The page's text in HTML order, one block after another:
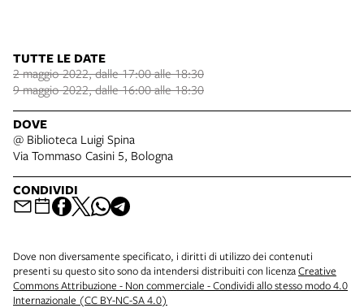
TUTTE LE DATE
2 maggio 2022, dalle 17:00 alle 18:30
9 maggio 2022, dalle 16:00 alle 18:30
DOVE
@ Biblioteca Luigi Spina
Via Tommaso Casini 5, Bologna
CONDIVIDI
Dove non diversamente specificato, i diritti di utilizzo dei contenuti
presenti su questo sito sono da intendersi distribuiti con licenzaCreative
Commons Attribuzione - Non commerciale - Condividi allo stesso modo 4.0
Internazionale (CC BY-NC-SA 4.0)